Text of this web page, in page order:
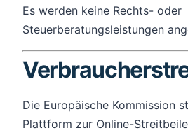
Es werden keine Rechts- oder
Steuerberatungsleistungen
Die Europäische Kommission
Plattform zur Online-